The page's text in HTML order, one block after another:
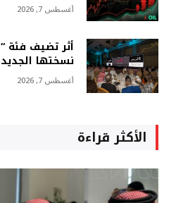
أغسطس 7, 2026
أثر تضيف فئة
نسختها
أغسطس 7, 2026
الأكثر قراءة